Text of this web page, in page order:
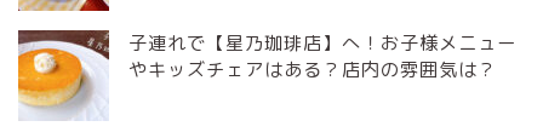
子連れで【星乃珈琲店】へ！お子様メニュー
やキッズチェアはある？店内の雰囲気は？